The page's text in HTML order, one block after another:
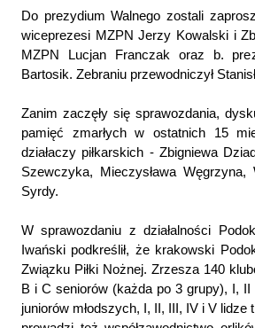
Do prezydium Walnego zostali
wiceprezesi MZPN Jerzy Kowalski i
MZPN Lucjan Franczak oraz b.
Bartosik. Zebraniu przewodniczył
Zanim zaczęły się sprawozdania,
pamięć zmarłych w ostatnich 15
działaczy piłkarskich - Zbigniewa
Szewczyka, Mieczysława Węgrzyna,
Syrdy.
W sprawozdaniu z działalności
Iwański podkreślił, że krakowski
Związku Piłki Nożnej. Zrzesza 140
B i C seniorów (każda po 3 grupy), I,
juniorów młodszych, I, II, III, IV i V